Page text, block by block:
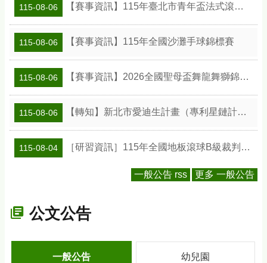
115-08-06 【賽事資訊】115年臺北市青年盃法式滾球錦標賽
115-08-06 【賽事資訊】115年全國沙灘手球錦標賽
115-08-06 【賽事資訊】2026全國聖母盃舞龍舞獅錦標賽
115-08-06 【轉知】新北市愛迪生計畫（專利星鏈計畫）專利教學種子教師工作坊
115-08-04 ［研習資訊］115年全國地板滾球B級裁判研習會
一般公告 rss 更多 一般公告
公文公告
一般公告 幼兒園